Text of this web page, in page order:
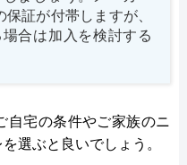
証が付帯しますが、
合は加入を検討する
自宅の条件やご家族のニ
選ぶと良いでしょう。